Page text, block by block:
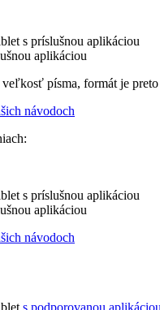
s príslušnou aplikáciou
aplikáciou
písma, formát je
návodoch
s príslušnou aplikáciou
aplikáciou
návodoch
s podporovanou aplikáciou